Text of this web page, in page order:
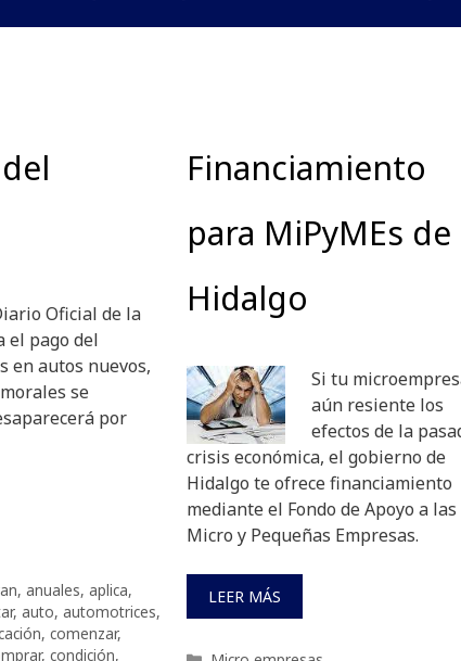
Oficial de la
el pago del
en autos nuevos,
se
por
, anuales, aplica,
, auto, automotrices,
, comenzar,
, condición,
Financiamiento
para MiPyMEs de
Hidalgo
Si tu
aún resiente los
efectos de la
crisis económica, el gobierno de
Hidalgo te ofrece financiamiento
mediante el Fondo de Apoyo a las
Micro y Pequeñas Empresas.
LEER MÁS